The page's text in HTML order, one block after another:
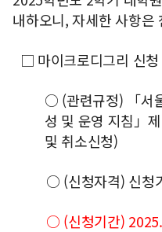
내하오니, 자세한 사항은
□ 마이크로디그리 신청
○ (관련규정) 「서
성 및 운영 지침」
및 취소신청)
○ (신청자격) 신청
○ (신청기간)